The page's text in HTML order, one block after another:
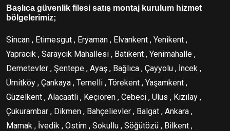
Başlıca güvenlik filesi satış montaj kurulum hizmet
bölgelerimiz;
Sincan , Etimesgut , Eryaman , Elvankent , Yenikent ,
Yapracık , Saraycık Mahallesi , Batıkent , Yenimahalle ,
Demetevler , Şentepe , Ayaş , Bağlıca , Çayyolu , İncek ,
Ümitköy , Çankaya , Temelli , Törekent , Yaşamkent ,
Güzelkent , Alacaatli , Keçiören , Cebeci , Ulus , Kızılay ,
Çukurambar , Dikmen , Bahçelievler , Balgat , Ankara ,
Mamak , İvedik , Ostim , Sokullu , Söğütözü , Bilkent ,